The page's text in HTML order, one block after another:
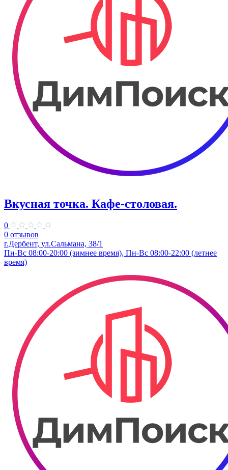
Вкусная точка. ​Кафе-столовая.
0
0 отзывов
г.Дербент, ​ул.​Сальмана, 38/1
Пн-Вс 08:00-20:00 (зимнее время), Пн-Вс 08:00-22:00 (летнее
время)